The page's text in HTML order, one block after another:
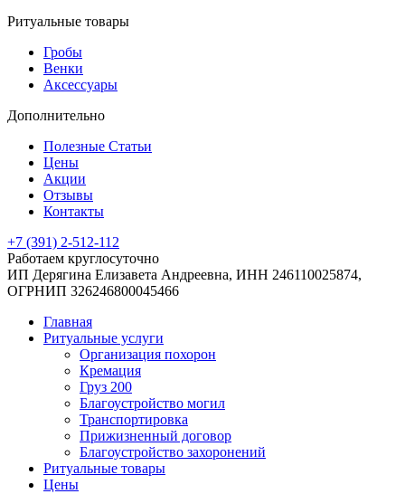
Ритуальные товары
Гробы
Венки
Аксессуары
Дополнительно
Полезные Статьи
Цены
Акции
Отзывы
Контакты
+7 (391) 2-512-112
Работаем круглосуточно
ИП Дерягина Елизавета Андреевна, ИНН 246110025874,
ОГРНИП 326246800045466
Главная
Ритуальные услуги
Организация похорон
Кремация
Груз 200
Благоустройство могил
Транспортировка
Прижизненный договор
Благоустройство захоронений
Ритуальные товары
Цены